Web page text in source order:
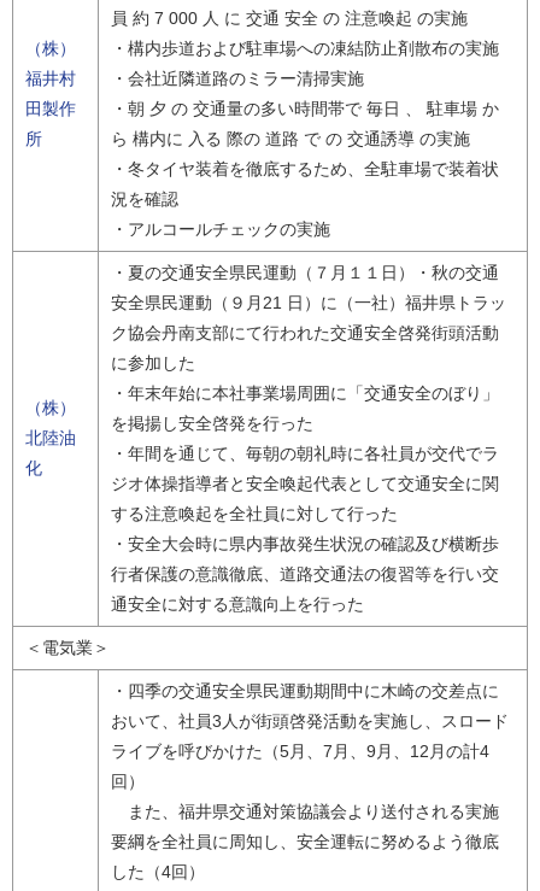
（株）
福井村
田製作
所
員 約 7 000 人 に 交通 安全 の 注意喚起 の実施
・構内歩道および駐車場への凍結防止剤散布の実施
・会社近隣道路のミラー清掃実施
・朝 夕 の 交通量の多い時間帯で 毎日 、 駐車場 か
ら 構内に 入る 際の 道路 で の 交通誘導 の実施
・冬タイヤ装着を徹底するため、全駐車場で装着状
況を確認
・アルコールチェックの実施
（株）
北陸油
化
・夏の交通安全県民運動（７月１１日）・秋の交通
安全県民運動（９月21 日）に（一社）福井県トラッ
ク協会丹南支部にて行われた交通安全啓発街頭活動
に参加した
・年末年始に本社事業場周囲に「交通安全のぼり」
を掲揚し安全啓発を行った
・年間を通じて、毎朝の朝礼時に各社員が交代でラ
ジオ体操指導者と安全喚起代表として交通安全に関
する注意喚起を全社員に対して行った
・安全大会時に県内事故発生状況の確認及び横断歩
行者保護の意識徹底、道路交通法の復習等を行い交
通安全に対する意識向上を行った
＜電気業＞
・四季の交通安全県民運動期間中に木崎の交差点に
おいて、社員3人が街頭啓発活動を実施し、スロード
ライブを呼びかけた（5月、7月、9月、12月の計4
回）
また、福井県交通対策協議会より送付される実施
要綱を全社員に周知し、安全運転に努めるよう徹底
した（4回）